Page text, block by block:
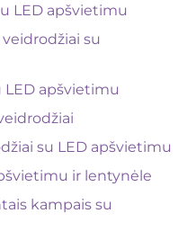
LED apšvietimu
su
LED apšvietimu
su LED apšvietimu
ir lentynėle
kampais su